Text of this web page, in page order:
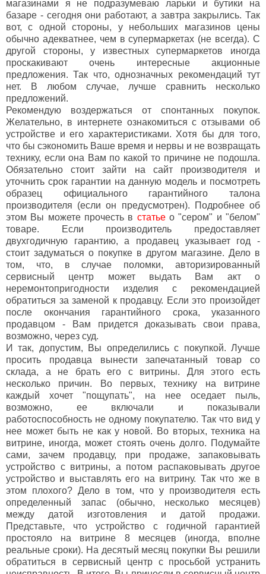
магазинами я не подразумеваю ларьки и бутики на
базаре - сегодня они работают, а завтра закрылись. Так
вот, с одной стороны, у небольших магазинов цены
обычно адекватнее, чем в супермаркетах (не всегда). С
другой стороны, у известных супермаркетов иногда
проскакивают очень интересные акционные
предложения. Так что, однозначных рекомендаций тут
нет. В любом случае, лучше сравнить несколько
предложений.
Рекомендую воздержаться от спонтанных покупок.
Желательно, в интернете ознакомиться с отзывами об
устройстве и его характеристиками. Хотя бы для того,
что бы сэкономить Ваше время и нервы и не возвращать
технику, если она Вам по какой то причине не подошла.
Обязательно стоит зайти на сайт производителя и
уточнить срок гарантии на данную модель и посмотреть
образец официального гарантийного талона
производителя (если он предусмотрен). Подробнее об
этом Вы можете прочесть в статьео "сером" и "белом"
товаре. Если производитель предоставляет
двухгодичную гарантию, а продавец указывает год -
стоит задуматься о покупке в другом магазине. Дело в
том, что, в случае поломки, авторизированный
сервисный центр может выдать Вам акт о
неремонтопригодности изделия с рекомендацией
обратиться за заменой к продавцу. Если это произойдет
после окончания гарантийного срока, указанного
продавцом - Вам придется доказывать свои права,
возможно, через суд.
И так, допустим, Вы определились с покупкой. Лучше
просить продавца вынести запечатанный товар со
склада, а не брать его с витрины. Для этого есть
несколько причин. Во первых, технику на витрине
каждый хочет "пощупать", на нее оседает пыль,
возможно, ее включали и показывали
работоспособность не одному покупателю. Так что вид у
нее может быть не как у новой. Во вторых, техника на
витрине, иногда, может стоять очень долго. Подумайте
сами, зачем продавцу, при продаже, запаковывать
устройство с витрины, а потом распаковывать другое
устройство и выставлять его на витрину. Так что же в
этом плохого? Дело в том, что у производителя есть
определенный запас (обычно, несколько месяцев)
между датой изготовления и датой продажи.
Представьте, что устройство с годичной гарантией
простояло на витрине 8 месяцев (иногда, вполне
реальные сроки). На десятый месяц покупки Вы решили
обратиться в сервисный центр с просьбой устранить